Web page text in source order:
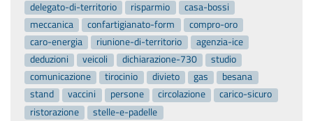
delegato-di-territorio
risparmio
casa-bossi
meccanica
confartigianato-form
compro-oro
caro-energia
riunione-di-territorio
agenzia-ice
deduzioni
veicoli dichiarazione-730
studio
comunicazione
tirocinio divieto gas
besana
stand
vaccini persone circolazione
carico-sicuro
ristorazione
stelle-e-padelle